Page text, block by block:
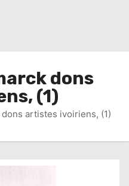
dons
(1)
artistes ivoiriens, (1)